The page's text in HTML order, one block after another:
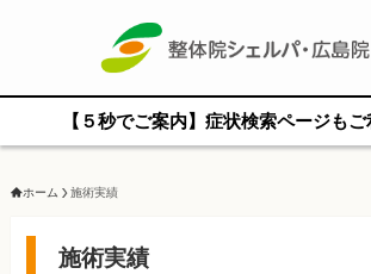
【５秒でご案内】症状検索ページも
ホーム 施術実績
施術実績